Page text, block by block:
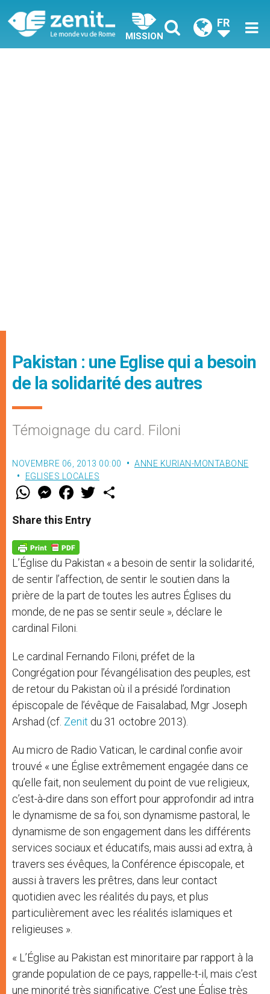
MISSION
FR
Pakistan : une Eglise qui a besoin
de la solidarité des autres
Témoignage du card. Filoni
NOVEMBRE 06, 2013 00:00
ANNE KURIAN-MONTABONE
EGLISES LOCALES
W
t
s
p
p
M
e
s
e
g
e
r
F
a
e
b
o
k
w
Share this Entry
L’Église du Pakistan « a besoin de sentir la solidarité,
de sentir l’affection, de sentir le soutien dans la
prière de la part de toutes les autres Églises du
monde, de ne pas se sentir seule », déclare le
cardinal Filoni.
Le cardinal Fernando Filoni, préfet de la
Congrégation pour l’évangélisation des peuples, est
de retour du Pakistan où il a présidé l’ordination
épiscopale de l’évêque de Faisalabad, Mgr Joseph
Arshad (cf. Zenit du 31 octobre 2013).
Au micro de Radio Vatican, le cardinal confie avoir
trouvé « une Église extrêmement engagée dans ce
qu’elle fait, non seulement du point de vue religieux,
c’est-à-dire dans son effort pour approfondir ad intra
le dynamisme de sa foi, son dynamisme pastoral, le
dynamisme de son engagement dans les différents
services sociaux et éducatifs, mais aussi ad extra, à
travers ses évêques, la Conférence épiscopale, et
aussi à travers les prêtres, dans leur contact
quotidien avec les réalités du pays, et plus
particulièrement avec les réalités islamiques et
religieuses ».
« L’Église au Pakistan est minoritaire par rapport à la
grande population de ce pays, rappelle-t-il, mais c’est
une minorité très significative. C’est une Église très